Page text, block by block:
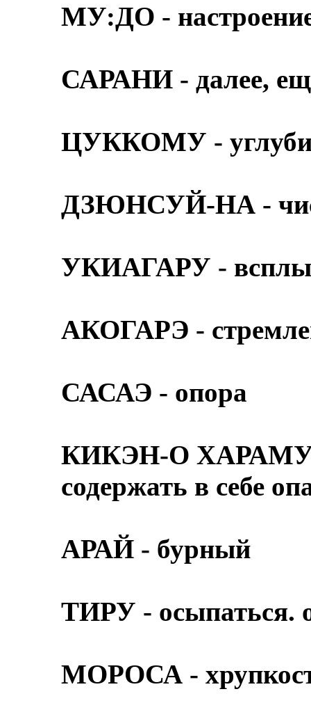
МУ:ДО -
САРАНИ - далее,
ЦУККОМУ -
ДЗЮНСУЙ-НА -
УКИАГАРУ -
АКОГАРЭ -
САСАЭ - опора
КИКЭН-О ХАРАМУ -
содержать в себе
АРАЙ - бурный
ТИРУ - осыпаться.
МОРОСА -